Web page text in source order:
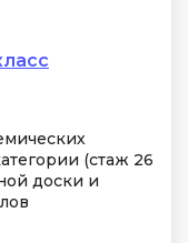
(стаж 26
доски и